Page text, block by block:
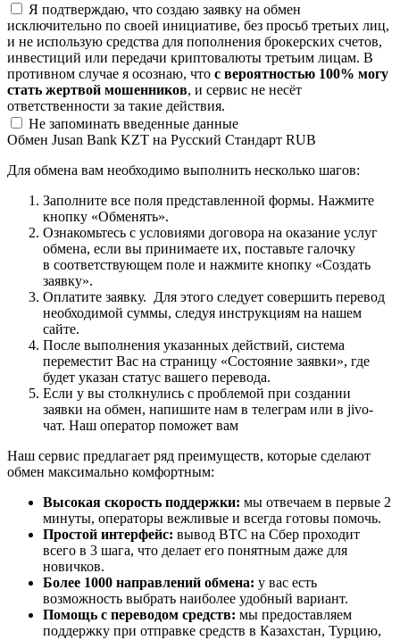
Я подтверждаю, что создаю заявку на обмен
исключительно по своей инициативе, без просьб третьих лиц,
и не использую средства для пополнения брокерских счетов,
инвестиций или передачи криптовалюты третьим лицам. В
противном случае я осознаю, что с вероятностью 100% могу
стать жертвой мошенников, и сервис не несёт
ответственности за такие действия.
Не запоминать введенные данные
Обмен Jusan Bank KZT на Русский Стандарт RUB
Для обмена вам необходимо выполнить несколько шагов:
Заполните все поля представленной формы. Нажмите
кнопку «Обменять».
Ознакомьтесь с условиями договора на оказание услуг
обмена, если вы принимаете их, поставьте галочку
в соответствующем поле и нажмите кнопку «Создать
заявку».
Оплатите заявку. Для этого следует совершить перевод
необходимой суммы, следуя инструкциям на нашем
сайте.
После выполнения указанных действий, система
переместит Вас на страницу «Состояние заявки», где
будет указан статус вашего перевода.
Если у вы столкнулись с проблемой при создании
заявки на обмен, напишите нам в телеграм или в jivo-
чат. Наш оператор поможет вам
Наш сервис предлагает ряд преимуществ, которые сделают
обмен максимально комфортным:
Высокая скорость поддержки: мы отвечаем в первые 2
минуты, операторы вежливые и всегда готовы помочь.
Простой интерфейс: вывод BTC на Сбер проходит
всего в 3 шага, что делает его понятным даже для
новичков.
Более 1000 направлений обмена: у вас есть
возможность выбрать наиболее удобный вариант.
Помощь с переводом средств: мы предоставляем
поддержку при отправке средств в Казахстан, Турцию,